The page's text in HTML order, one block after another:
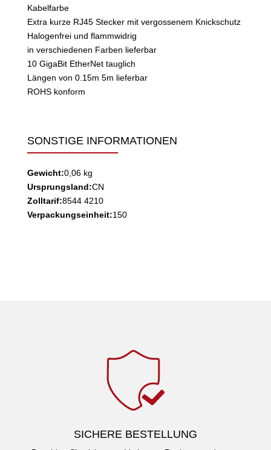
Kabelfarbe
Extra kurze RJ45 Stecker mit vergossenem Knickschutz
Halogenfrei und flammwidrig
in verschiedenen Farben lieferbar
10 GigaBit EtherNet tauglich
Längen von 0.15m 5m lieferbar
ROHS konform
SONSTIGE INFORMATIONEN
Gewicht:0,06 kg
Ursprungsland:CN
Zolltarif:8544 4210
Verpackungseinheit:150
SICHERE BESTELLUNG